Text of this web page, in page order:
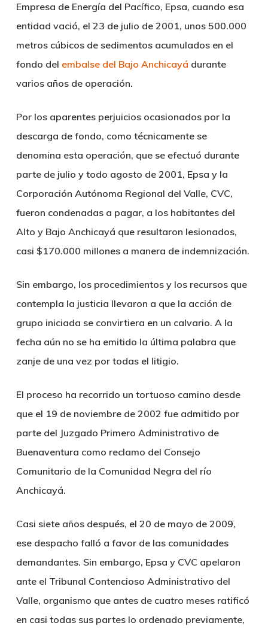
Empresa de Energía del Pacífico, Epsa, cuando esa
entidad vació, el 23 de julio de 2001, unos 500.000
metros cúbicos de sedimentos acumulados en el
fondo del embalse del Bajo Anchicayá durante
varios años de operación.
Por los aparentes perjuicios ocasionados por la
descarga de fondo, como técnicamente se
denomina esta operación, que se efectuó durante
parte de julio y todo agosto de 2001, Epsa y la
Corporación Autónoma Regional del Valle, CVC,
fueron condenadas a pagar, a los habitantes del
Alto y Bajo Anchicayá que resultaron lesionados,
casi $170.000 millones a manera de indemnización.
Sin embargo, los procedimientos y los recursos que
contempla la justicia llevaron a que la acción de
grupo iniciada se convirtiera en un calvario. A la
fecha aún no se ha emitido la última palabra que
zanje de una vez por todas el litigio.
El proceso ha recorrido un tortuoso camino desde
que el 19 de noviembre de 2002 fue admitido por
parte del Juzgado Primero Administrativo de
Buenaventura como reclamo del Consejo
Comunitario de la Comunidad Negra del río
Anchicayá.
Casi siete años después, el 20 de mayo de 2009,
ese despacho falló a favor de las comunidades
demandantes. Sin embargo, Epsa y CVC apelaron
ante el Tribunal Contencioso Administrativo del
Valle, organismo que antes de cuatro meses ratificó
en casi todas sus partes lo ordenado previamente,